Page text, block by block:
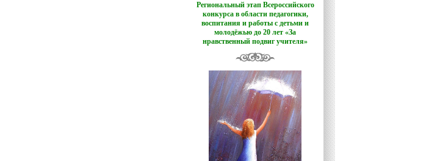
Региональный этап Всероссийского
конкурса в области педагогики,
воспитания и работы с детьми и
молодёжью до 20 лет «За
нравственный подвиг учителя»